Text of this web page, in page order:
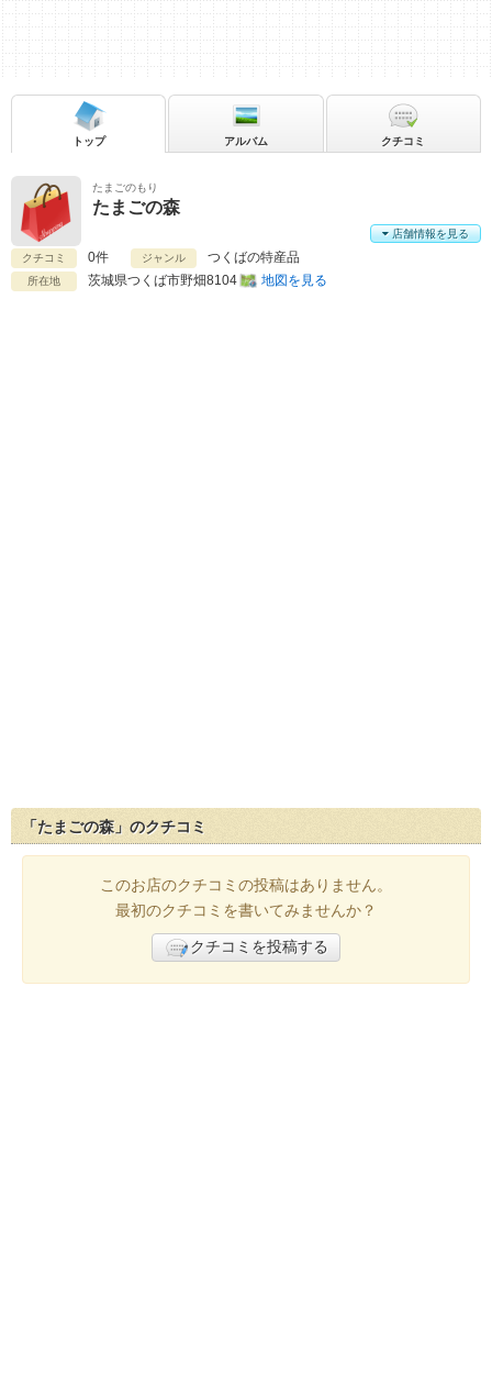
たまごのもり
たまごの森
クチコミ 0件 ジャンル つくばの特産品
所在地 茨城県つくば市野畑8104 地図を見る
店舗情報を見る
トップ アルバム クチコミ
「たまごの森」のクチコミ
このお店のクチコミの投稿はありません。
最初のクチコミを書いてみませんか？
クチコミを投稿する